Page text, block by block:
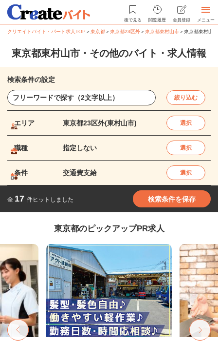
後で見る 閲覧履歴 会員登録 メニュー
クリエイトバイト・パート求人TOP ＞東京都＞東京都23区外＞東京都東村山市＞東京都東村山
東京都東村山市・その他のバイト・求人情報
検索条件の設定
絞り込む
エリア 東京都23区外(東村山市) 選択
職種 指定しない 選択
条件 交通費支給 選択
全 17 件ヒットしました 検索条件を保存
東京都のピックアップPR求人